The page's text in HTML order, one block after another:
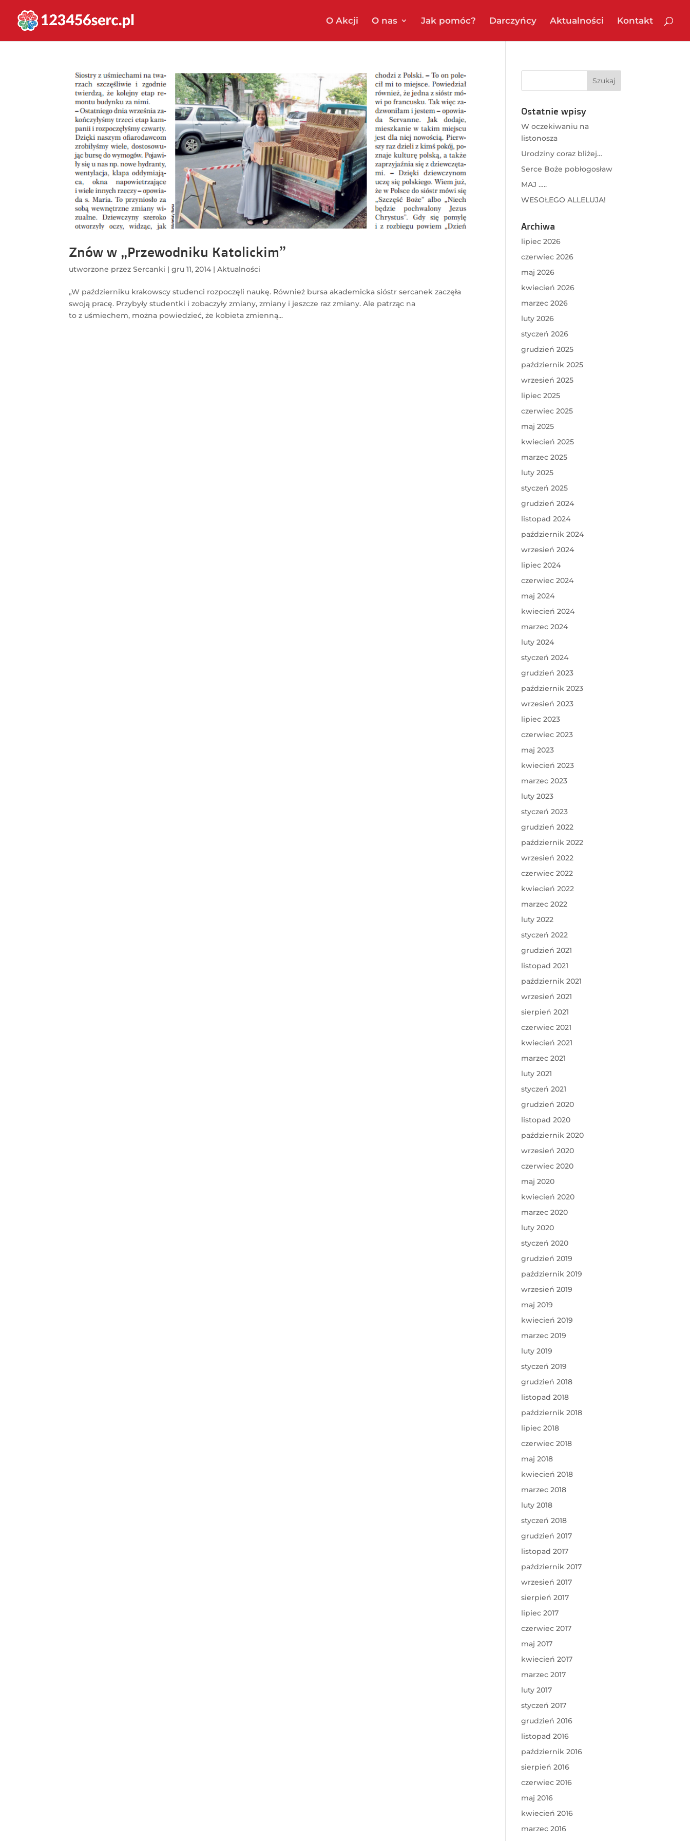
O Akcji O nas Jak pomóc? Darczyńcy Aktualności Kontakt
Znów w „Przewodniku Katolickim”
utworzone przezSercanki |gru 11, 2014 |Aktualności
„W październiku krakowscy studenci rozpoczęli naukę. Również bursa akademicka sióstr sercanek zaczęła
swoją pracę. Przybyły studentki i zobaczyły zmiany, zmiany i jeszcze raz zmiany. Ale patrząc na
to z uśmiechem, można powiedzieć, że kobieta zmienną...
Ostatnie wpisy
W oczekiwaniu na
listonosza
Urodziny coraz bliżej…
Serce Boże pobłogosław
MAJ …..
WESOŁEGO ALLELUJA!
Archiwa
lipiec 2026
czerwiec 2026
maj 2026
kwiecień 2026
marzec 2026
luty 2026
styczeń 2026
grudzień 2025
październik 2025
wrzesień 2025
lipiec 2025
czerwiec 2025
maj 2025
kwiecień 2025
marzec 2025
luty 2025
styczeń 2025
grudzień 2024
listopad 2024
październik 2024
wrzesień 2024
lipiec 2024
czerwiec 2024
maj 2024
kwiecień 2024
marzec 2024
luty 2024
styczeń 2024
grudzień 2023
październik 2023
wrzesień 2023
lipiec 2023
czerwiec 2023
maj 2023
kwiecień 2023
marzec 2023
luty 2023
styczeń 2023
grudzień 2022
październik 2022
wrzesień 2022
czerwiec 2022
kwiecień 2022
marzec 2022
luty 2022
styczeń 2022
grudzień 2021
listopad 2021
październik 2021
wrzesień 2021
sierpień 2021
czerwiec 2021
kwiecień 2021
marzec 2021
luty 2021
styczeń 2021
grudzień 2020
listopad 2020
październik 2020
wrzesień 2020
czerwiec 2020
maj 2020
kwiecień 2020
marzec 2020
luty 2020
styczeń 2020
grudzień 2019
październik 2019
wrzesień 2019
maj 2019
kwiecień 2019
marzec 2019
luty 2019
styczeń 2019
grudzień 2018
listopad 2018
październik 2018
lipiec 2018
czerwiec 2018
maj 2018
kwiecień 2018
marzec 2018
luty 2018
styczeń 2018
grudzień 2017
listopad 2017
październik 2017
wrzesień 2017
sierpień 2017
lipiec 2017
czerwiec 2017
maj 2017
kwiecień 2017
marzec 2017
luty 2017
styczeń 2017
grudzień 2016
listopad 2016
październik 2016
sierpień 2016
czerwiec 2016
maj 2016
kwiecień 2016
marzec 2016